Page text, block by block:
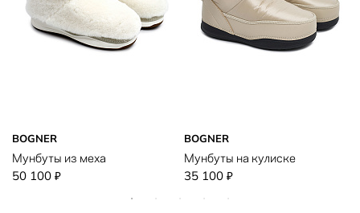
BOGNER
Мунбуты из меха
50 100 ₽
BOGNER
Мунбуты на кулиске
35 100 ₽